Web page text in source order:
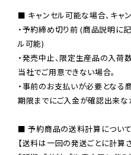
■ キャンセル可能な場合、キャ
・予約締め切り前 (商品説明に
ル可能)
・発売中止、限定生産品の入荷
当社でご用意できない場合。
・事前のお支払いが必要となる
期限までにご入金が確認出来な
■ 予約商品の送料計算について
【送料は一回の発送ごとに計算